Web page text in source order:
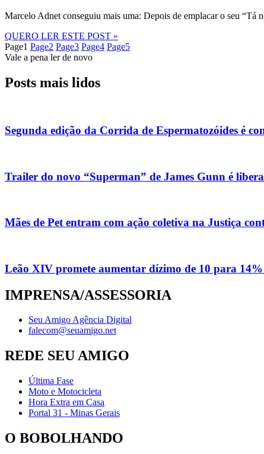
Marcelo Adnet conseguiu mais uma: Depois de emplacar o seu
QUERO LER ESTE POST »
Page1 Page2 Page3 Page4 Page5
Vale a pena ler de novo
Posts mais lidos
Segunda edição da Corrida de Espermatozóides é
Trailer do novo “Superman” de James Gunn é
Mães de Pet entram com ação coletiva na Justiça
Leão XIV promete aumentar dízimo de 10 para 14%
IMPRENSA/ASSESSORIA
Seu Amigo Agência Digital
falecom@seuamigo.net
REDE SEU AMIGO
Última Fase
Moto e Motocicleta
Hora Extra em Casa
Portal 31 - Minas Gerais
O BOBOLHANDO